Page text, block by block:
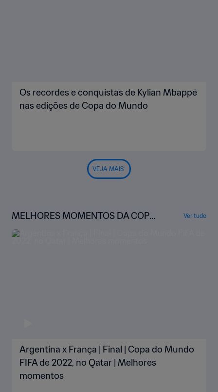
Os recordes e conquistas de Kylian Mbappé
nas edições de Copa do Mundo
VEJA MAIS
MELHORES MOMENTOS DA COPA
DO MUNDO
Ver tudo
Argentina x França | Final | Copa do Mundo
FIFA de 2022, no Qatar | Melhores
momentos